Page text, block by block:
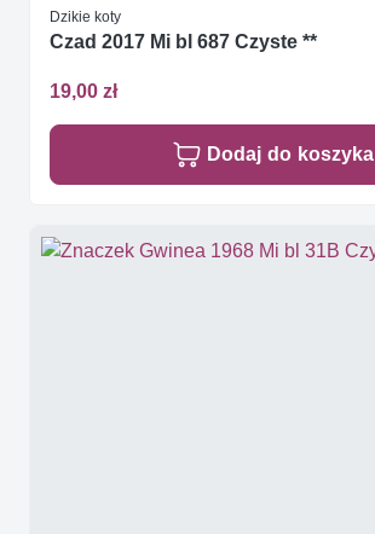
Dzikie koty
Czad 2017 Mi bl 687 Czyste **
19,00 zł
Dodaj do koszyka